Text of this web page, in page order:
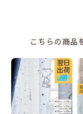
クレジット決済
す
こちらの商品